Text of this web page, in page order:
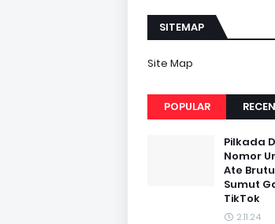
SITEMAP
Site Map
POPULAR
Pilkada
Nomor
Ate
Sumut
TikTok
2.11.24